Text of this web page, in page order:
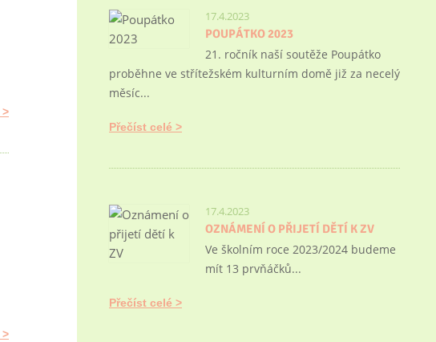
17.4.2023
POUPÁTKO 2023
21. ročník naší soutěže Poupátko
proběhne ve střítežském kulturním domě již za necelý
měsíc...
Přečíst celé
17.4.2023
OZNÁMENÍ O PŘIJETÍ DĚTÍ K ZV
Ve školním roce 2023/2024 budeme
mít 13 prvňáčků...
Přečíst celé